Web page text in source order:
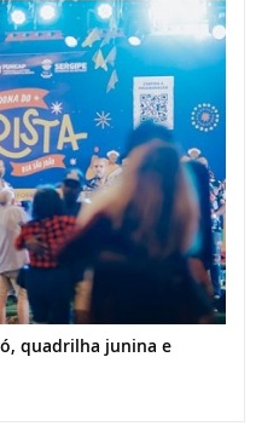
quadrilha junina e